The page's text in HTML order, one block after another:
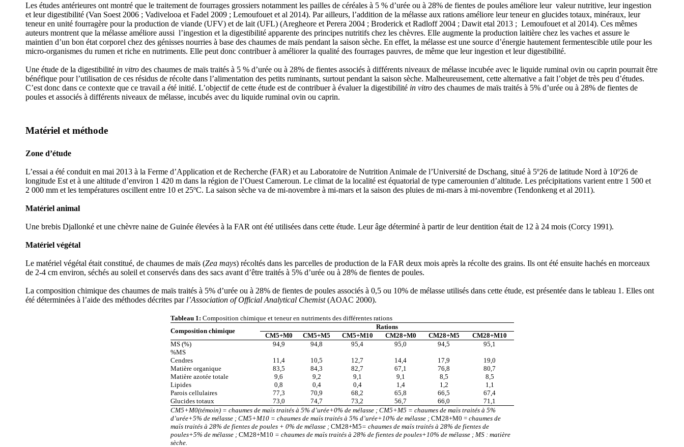
Les études antérieures ont montré que le traitement de fourrages grossiers notamment les pailles de céréales à 5 % d’urée ou à 28% de fientes de poules améliore leur valeur nutritive, leur ingestion
et leur digestibilité (Van Soest 2006 ; Vadivelooa et Fadel 2009 ; Lemoufouet et al 2014). Par ailleurs, l’addition de la mélasse aux rations améliore leur teneur en glucides totaux, minéraux, leur
teneur en unité fourragère pour la production de viande (UFV) et de lait (UFL) (Aregheore et Perera 2004 ; Broderick et Radloff 2004 ; Dawit etal 2013 ; Lemoufouet et al 2014). Ces mêmes
auteurs montrent que la mélasse améliore aussi l’ingestion et la digestibilité apparente des principes nutritifs chez les chèvres. Elle augmente la production laitière chez les vaches et assure le
maintien d’un bon état corporel chez des génisses nourries à base des chaumes de maïs pendant la saison sèche. En effet, la mélasse est une source d’énergie hautement fermentescible utile pour les
micro-organismes du rumen et riche en nutriments. Elle peut donc contribuer à améliorer la qualité des fourrages pauvres, de même que leur ingestion et leur digestibilité.
Une étude de la digestibilité in vitro des chaumes de maïs traités à 5 % d’urée ou à 28% de fientes associés à différents niveaux de mélasse incubée avec le liquide ruminal ovin ou caprin pourrait être
bénéfique pour l’utilisation de ces résidus de récolte dans l’alimentation des petits ruminants, surtout pendant la saison sèche. Malheureusement, cette alternative a fait l’objet de très peu d’études.
C’est donc dans ce contexte que ce travail a été initié. L’objectif de cette étude est de contribuer à évaluer la digestibilité in vitro des chaumes de maïs traités à 5% d’urée ou à 28% de fientes de
poules et associés à différents niveaux de mélasse, incubés avec du liquide ruminal ovin ou caprin.
Matériel et méthode
Zone d’étude
L’essai a été conduit en mai 2013 à la Ferme d’Application et de Recherche (FAR) et au Laboratoire de Nutrition Animale de l’Université de Dschang, situé à 5º26 de latitude Nord à 10º26 de
longitude Est et à une altitude d’environ 1 420 m dans la région de l’Ouest Cameroun. Le climat de la localité est équatorial de type camerounien d’altitude. Les précipitations varient entre 1 500 et
2 000 mm et les températures oscillent entre 10 et 25ºC. La saison sèche va de mi-novembre à mi-mars et la saison des pluies de mi-mars à mi-novembre (Tendonkeng et al 2011).
Matériel animal
Une brebis Djallonké et une chèvre naine de Guinée élevées à la FAR ont été utilisées dans cette étude. Leur âge déterminé à partir de leur dentition était de 12 à 24 mois (Corcy 1991).
Matériel végétal
Le matériel végétal était constitué, de chaumes de maïs (Zea mays) récoltés dans les parcelles de production de la FAR deux mois après la récolte des grains. Ils ont été ensuite hachés en morceaux
de 2-4 cm environ, séchés au soleil et conservés dans des sacs avant d’être traités à 5% d’urée ou à 28% de fientes de poules.
La composition chimique des chaumes de maïs traités à 5% d’urée ou à 28% de fientes de poules associés à 0,5 ou 10% de mélasse utilisés dans cette étude, est présentée dans le tableau 1. Elles ont
été déterminées à l’aide des méthodes décrites par l’Association of Official Analytical Chemist(AOAC 2000).
Tableau 1: Composition chimique et teneur en nutriments des différentes rations
Composition chimique
Rations
CM5+M0
CM5+M5 CM5+M10 CM28+M0 CM28+M5
CM28+M10
MS (%)
94,9 94,8 95,4 95,0 94,5
95,1
%MS
Cendres
11,4 10,5 12,7 14,4 17,9
19,0
Matière organique
83,5 84,3 82,7 67,1 76,8
80,7
Matière azotée totale
9,6 9,2 9,1 9,1 8,5
8,5
Lipides
0,8 0,4 0,4 1,4 1,2
1,1
Parois cellulaires
77,3 70,9 68,2 65,8 66,5
67,4
Glucides totaux
73,0 74,7 73,2 56,7 66,0
71,1
CM5+M0(témoin) = chaumes de maïs traités à 5% d’urée+0% de mélasse ; CM5+M5 = chaumes de maïs traités à 5%
d’urée+5% de mélasse ; CM5+M10 = chaumes de maïs traités à 5% d’urée+10% de mélasse ; CM28+M0 = chaumes de
maïs traités à 28% de fientes de poules + 0% de mélasse ; CM28+M5= chaumes de maïs traités à 28% de fientes de
poules+5% de mélasse ; CM28+M10 = chaumes de maïs traités à 28% de fientes de poules+10% de mélasse ; MS : matière
sèche.